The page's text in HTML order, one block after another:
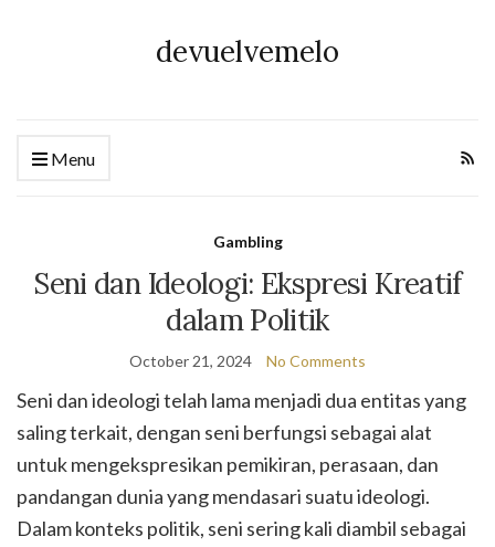
devuelvemelo
Menu
Gambling
Seni dan Ideologi: Ekspresi Kreatif
dalam Politik
October 21, 2024 No Comments
Seni dan ideologi telah lama menjadi dua entitas yang
saling terkait, dengan seni berfungsi sebagai alat
untuk mengekspresikan pemikiran, perasaan, dan
pandangan dunia yang mendasari suatu ideologi.
Dalam konteks politik, seni sering kali diambil sebagai